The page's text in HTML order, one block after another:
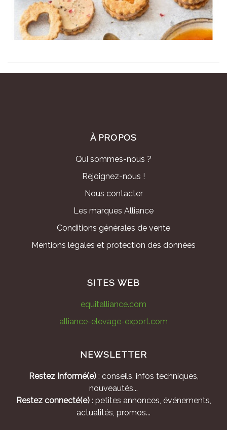
À PROPOS
Qui sommes-nous ?
Rejoignez-nous !
Nous contacter
Les marques Alliance
Conditions générales de vente
Mentions légales et protection des données
SITES WEB
equitalliance.com
alliance-elevage-export.com
NEWSLETTER
Restez Informé(e): conseils, infos techniques,
nouveautés...
Restez connecté(e): petites annonces, événements,
actualités, promos...